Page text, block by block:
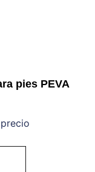
pies PEVA